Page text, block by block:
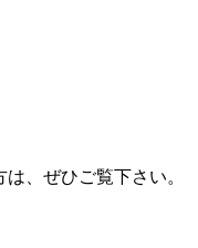
、ぜひご覧下さい。